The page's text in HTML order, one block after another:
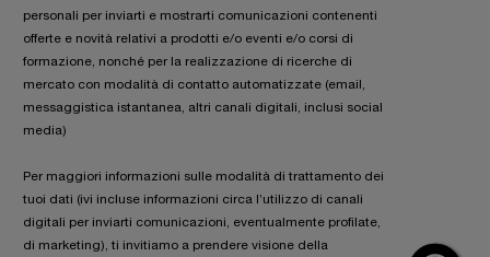
personali per inviarti e mostrarti comunicazioni contenenti
offerte e novità relativi a prodotti e/o eventi e/o corsi di
formazione, nonché per la realizzazione di ricerche di
mercato con modalità di contatto automatizzate (email,
messaggistica istantanea, altri canali digitali, inclusi social
media)
Per maggiori informazioni sulle modalità di trattamento dei
tuoi dati (ivi incluse informazioni circa l’utilizzo di canali
digitali per inviarti comunicazioni, eventualmente profilate,
di marketing), ti invitiamo a prendere visione della